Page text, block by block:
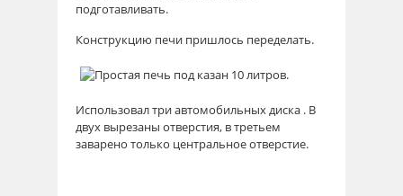
подготавливать.
Конструкцию печи пришлось переделать.
Использовал три автомобильных диска . В
двух вырезаны отверстия, в третьем
заварено только центральное отверстие.